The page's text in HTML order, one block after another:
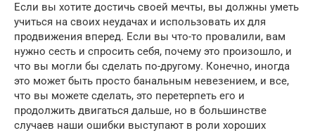
Если вы хотите достичь своей мечты, вы должны уметь
учиться на своих неудачах и использовать их для
продвижения вперед. Если вы что-то провалили, вам
нужно сесть и спросить себя, почему это произошло, и
что вы могли бы сделать по-другому. Конечно, иногда
это может быть просто банальным невезением, и все,
что вы можете сделать, это перетерпеть его и
продолжить двигаться дальше, но в большинстве
случаев наши ошибки выступают в роли хороших